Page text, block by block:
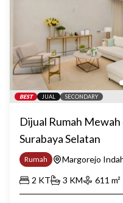
BEST JUAL SECONDARY
Dijual Rumah
Surabaya Selatan
Rumah
Margorejo
2 KT 3 KM 611 m²